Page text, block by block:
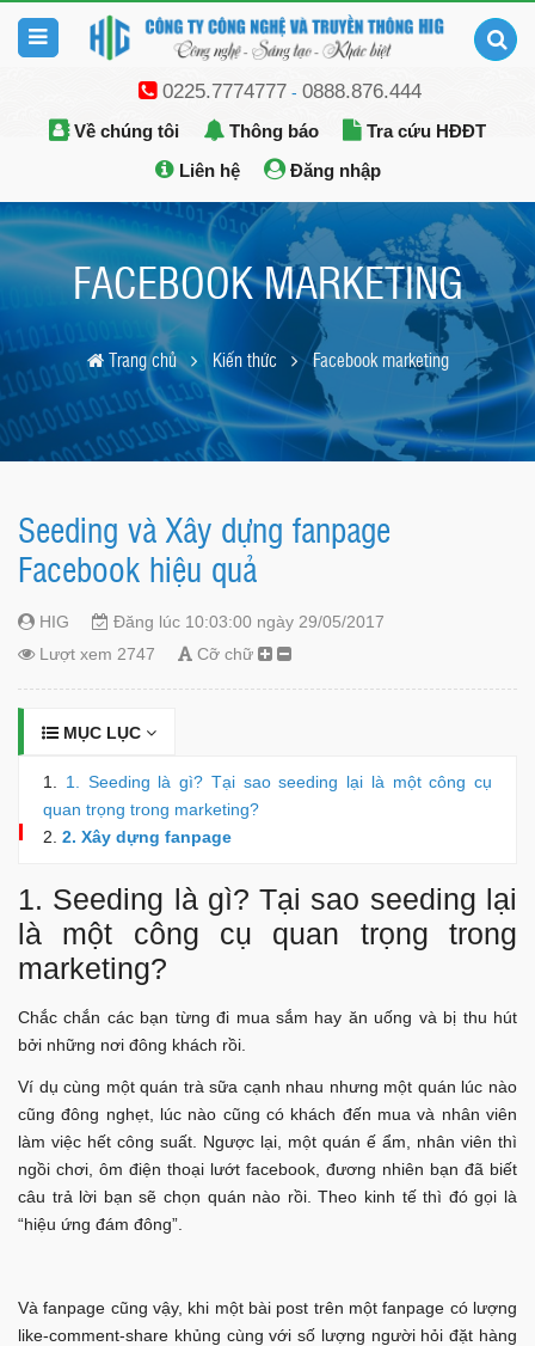
0225.7774777- 0888.876.444
Về chúng tôi Thông báo
Tra cứu HĐĐT
Liên hệ
Đăng nhập
FACEBOOK MARKETING
Trang chủ Kiến thức Facebook marketing
Seeding và Xây dựng fanpage
Facebook hiệu quả
HIG
Đăng lúc 10:03:00 ngày 29/05/2017
Lượt xem 2747
Cỡ chữ
MỤC LỤC
1. Seeding là gì? Tại sao seeding lại là một công cụ
quan trọng trong marketing?
2. Xây dựng fanpage
1. Seeding là gì? Tại sao seeding lại
là một công cụ quan trọng trong
marketing?
Chắc chắn các bạn từng đi mua sắm hay ăn uống và bị thu hút
bởi những nơi đông khách rồi.
Ví dụ cùng một quán trà sữa cạnh nhau nhưng một quán lúc nào
cũng đông nghẹt, lúc nào cũng có khách đến mua và nhân viên
làm việc hết công suất. Ngược lại, một quán ế ẩm, nhân viên thì
ngồi chơi, ôm điện thoại lướt facebook, đương nhiên bạn đã biết
câu trả lời bạn sẽ chọn quán nào rồi. Theo kinh tế thì đó gọi là
“hiệu ứng đám đông”.
Và fanpage cũng vậy, khi một bài post trên một fanpage có lượng
like-comment-share khủng cùng với số lượng người hỏi đặt hàng